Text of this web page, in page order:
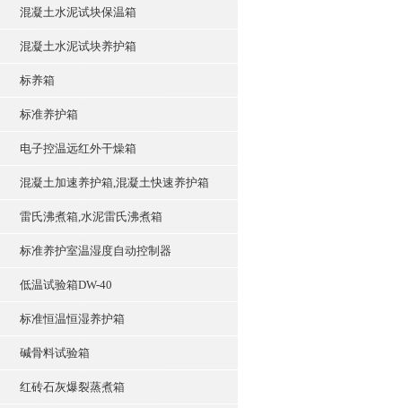
混凝土水泥试块保温箱
混凝土水泥试块养护箱
标养箱
标准养护箱
电子控温远红外干燥箱
混凝土加速养护箱,混凝土快速养护箱
雷氏沸煮箱,水泥雷氏沸煮箱
标准养护室温湿度自动控制器
低温试验箱DW-40
标准恒温恒湿养护箱
碱骨料试验箱
红砖石灰爆裂蒸煮箱